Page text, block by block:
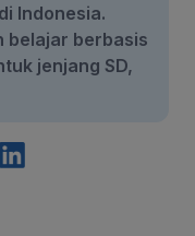
Indonesia.
belajar berbasis
jenjang SD,